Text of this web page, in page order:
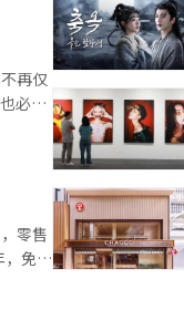
利
渠道
。
。”※
再仅
必须
、平
声的
的
零售
，免税
游